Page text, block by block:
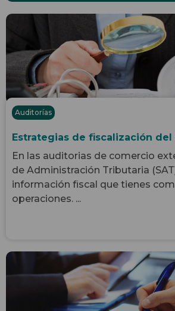
Auditorías
Estrategias de fiscalización del
En las auditorias de comercio
de Administración Tributaria
información fiscal que tienes
operaciones. ...